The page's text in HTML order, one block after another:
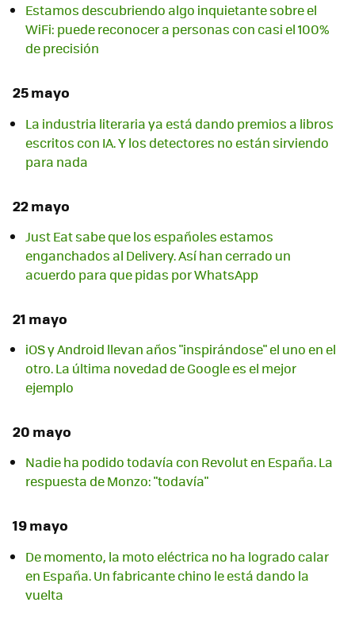
Estamos descubriendo algo inquietante sobre el
WiFi: puede reconocer a personas con casi el 100%
de precisión
25 mayo
La industria literaria ya está dando premios a libros
escritos con IA. Y los detectores no están sirviendo
para nada
22 mayo
Just Eat sabe que los españoles estamos
enganchados al Delivery. Así han cerrado un
acuerdo para que pidas por WhatsApp
21 mayo
iOS y Android llevan años "inspirándose" el uno en el
otro. La última novedad de Google es el mejor
ejemplo
20 mayo
Nadie ha podido todavía con Revolut en España. La
respuesta de Monzo: "todavía"
19 mayo
De momento, la moto eléctrica no ha logrado calar
en España. Un fabricante chino le está dando la
vuelta